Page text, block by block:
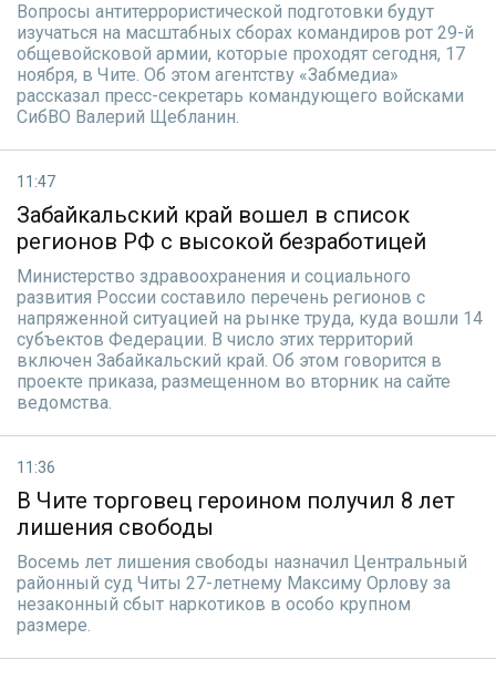
Вопросы антитеррористической подготовки будут
изучаться на масштабных сборах командиров рот 29-й
общевойсковой армии, которые проходят сегодня, 17
ноября, в Чите. Об этом агентству «Забмедиа»
рассказал пресс-секретарь командующего войсками
СибВО Валерий Щебланин.
11:47
Забайкальский край вошел в список
регионов РФ с высокой безработицей
Министерство здравоохранения и социального
развития России составило перечень регионов с
напряженной ситуацией на рынке труда, куда вошли 14
субъектов Федерации. В число этих территорий
включен Забайкальский край. Об этом говорится в
проекте приказа, размещенном во вторник на сайте
ведомства.
11:36
В Чите торговец героином получил 8 лет
лишения свободы
Восемь лет лишения свободы назначил Центральный
районный суд Читы 27-летнему Максиму Орлову за
незаконный сбыт наркотиков в особо крупном
размере.